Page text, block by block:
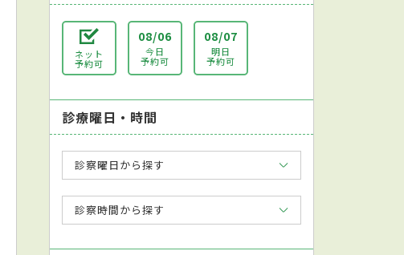
ネット
予約可
08/06
今日
予約可
08/07
明日
予約可
診療曜日・時間
診察曜日から探す
診察時間から探す